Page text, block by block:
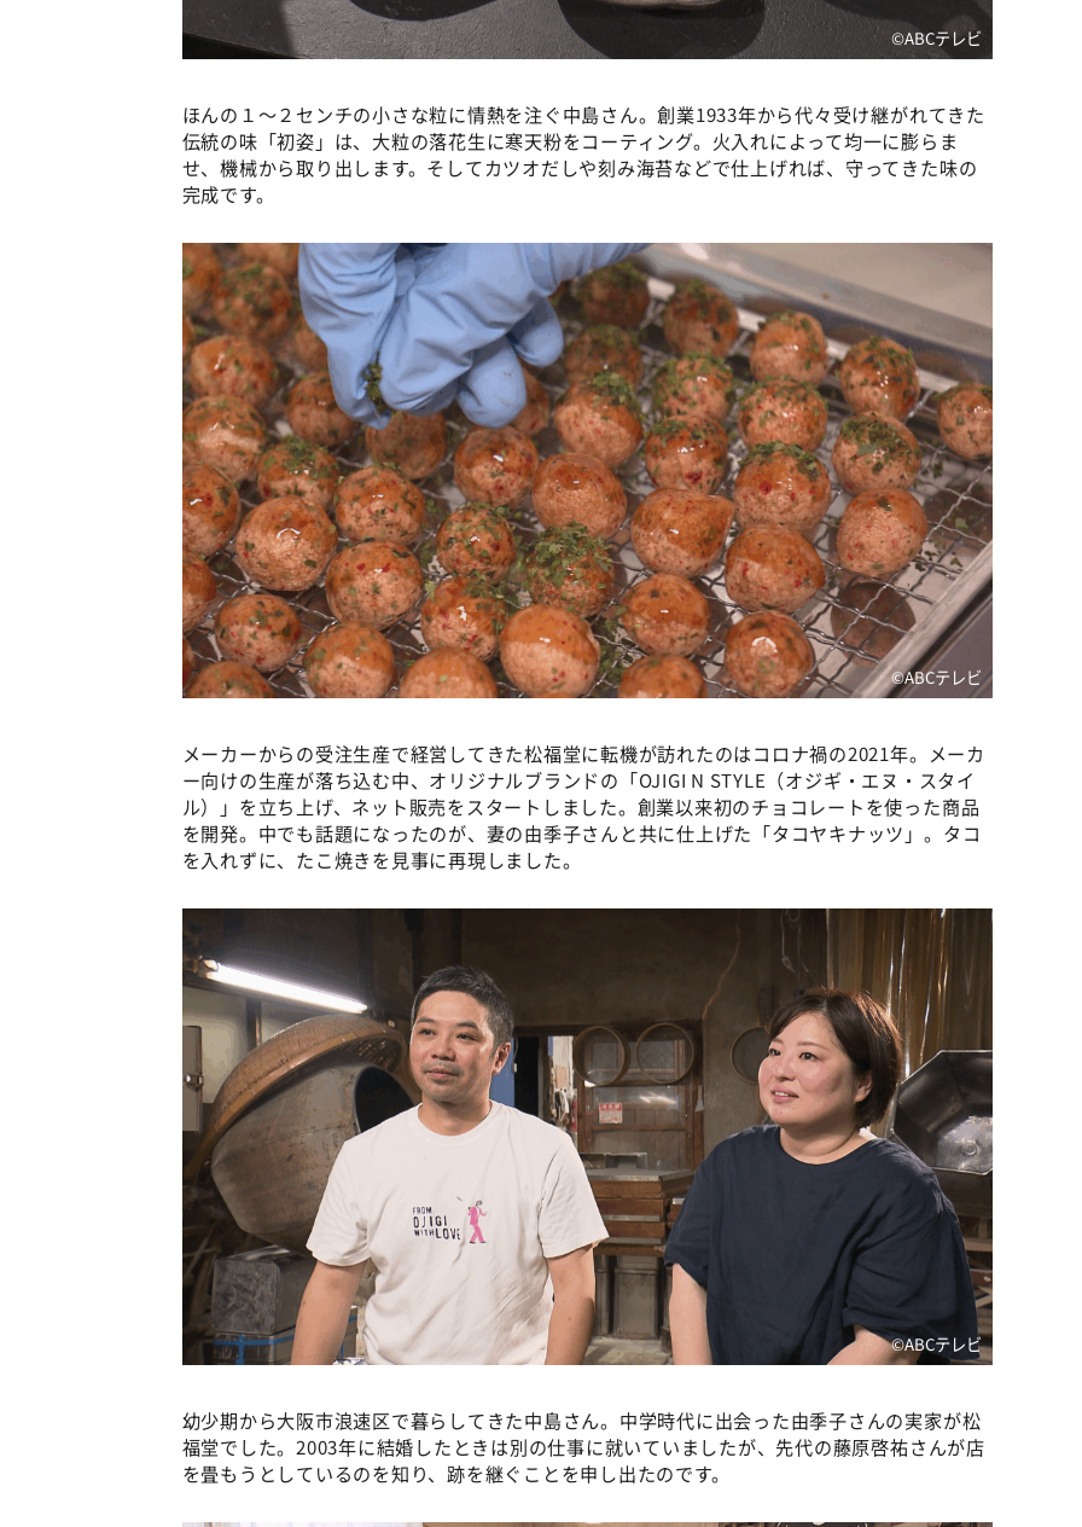
©ABCテレビ
ほんの１～２センチの小さな粒に情熱を注ぐ中島さん。創業1933年から代々受け継がれてきた
伝統の味「初姿」は、大粒の落花生に寒天粉をコーティング。火入れによって均一に膨らま
せ、機械から取り出します。そしてカツオだしや刻み海苔などで仕上げれば、守ってきた味の
完成です。
©ABCテレビ
メーカーからの受注生産で経営してきた松福堂に転機が訪れたのはコロナ禍の2021年。メーカ
ー向けの生産が落ち込む中、オリジナルブランドの「OJIGI N STYLE（オジギ・エヌ・スタイ
ル）」を立ち上げ、ネット販売をスタートしました。創業以来初のチョコレートを使った商品
を開発。中でも話題になったのが、妻の由季子さんと共に仕上げた「タコヤキナッツ」。タコ
を入れずに、たこ焼きを見事に再現しました。
©ABCテレビ
幼少期から大阪市浪速区で暮らしてきた中島さん。中学時代に出会った由季子さんの実家が松
福堂でした。2003年に結婚したときは別の仕事に就いていましたが、先代の藤原啓祐さんが店
を畳もうとしているのを知り、跡を継ぐことを申し出たのです。